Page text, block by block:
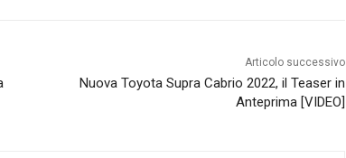
Articolo successivo
Nuova Toyota Supra Cabrio 2022, il Teaser in
Anteprima [VIDEO]